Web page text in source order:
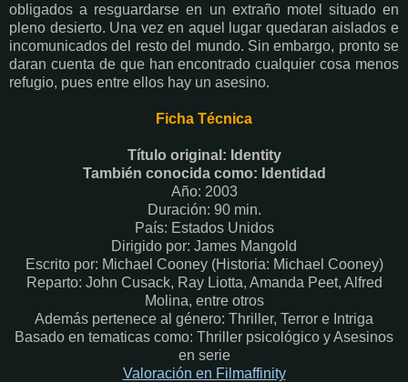
obligados a resguardarse en un extraño motel situado en
pleno desierto. Una vez en aquel lugar quedaran aislados e
incomunicados del resto del mundo. Sin embargo, pronto se
daran cuenta de que han encontrado cualquier cosa menos
refugio, pues entre ellos hay un asesino.
Ficha Técnica
Título original: Identity
También conocida como: Identidad
Año: 2003
Duración: 90 min.
País: Estados Unidos
Dirigido por: James Mangold
Escrito por: Michael Cooney (Historia: Michael Cooney)
Reparto: John Cusack, Ray Liotta, Amanda Peet, Alfred
Molina, entre otros
Además pertenece al género: Thriller, Terror e Intriga
Basado en tematicas como: Thriller psicológico y Asesinos
en serie
Valoración en Fi lmaffinity